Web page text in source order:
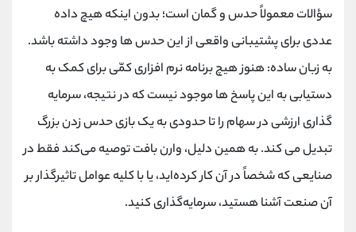
سؤالات معمولاً حدس و گمان است؛ بدون اینکه هیچ داده
عددی برای پشتیبانی واقعی از این حدس ها وجود داشته باشد.
به زبان ساده: هنوز هیچ برنامه نرم افزاری کمّی برای کمک به
دستیابی به این پاسخ ها موجود نیست که در نتیجه، سرمایه
گذاری ارزشی در سهام را تا حدودی به یک بازی حدس زدن بزرگ
تبدیل می کند. به همین دلیل، وارن بافت توصیه می‌کند فقط در
صنایعی که شخصاً در آن کار کرده‌اید، یا با کلیه عوامل تاثیرگذار بر
آن صنعت آشنا هستید، سرمایه‌گذاری کنید.